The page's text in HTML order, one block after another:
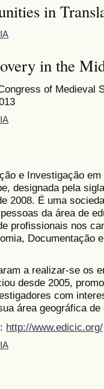
in
in the
of Medieval
e Investigação
designada pela
2008. É uma
da área de
profissionais nos
Documentação
a realizar-se os
desde 2005,
com
área geográfica de
http://www.edicic.org/